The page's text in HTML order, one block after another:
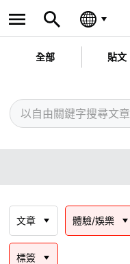
全部 貼文
文章 體驗/娛樂
標簽